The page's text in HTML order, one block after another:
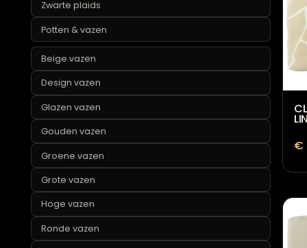
Grijze plaids
Groene plaids
Katoenen plaids
Luxe plaids
Zwarte plaids
Potten & vazen
Beige vazen
Design vazen